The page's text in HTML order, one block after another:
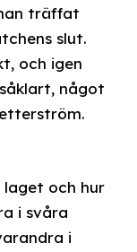
träffat
slut.
och igen
något
laget och hur
i svåra
i